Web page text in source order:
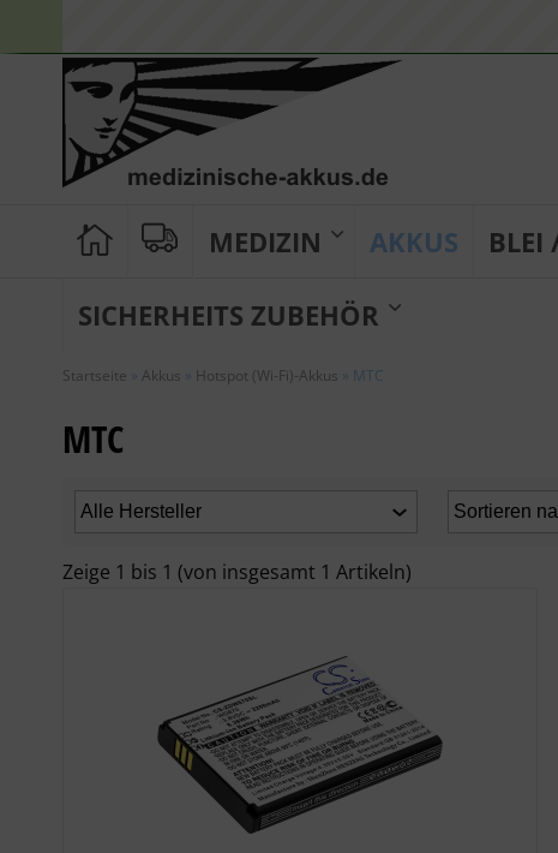
MEDIZIN AKKUS BLEI
SICHERHEITS ZUBEHÖR
Startseite » Akkus » Hotspot (Wi-Fi)-Akkus » MTC
MTC
Zeige 1 bis 1 (von insgesamt 1 Artikeln)